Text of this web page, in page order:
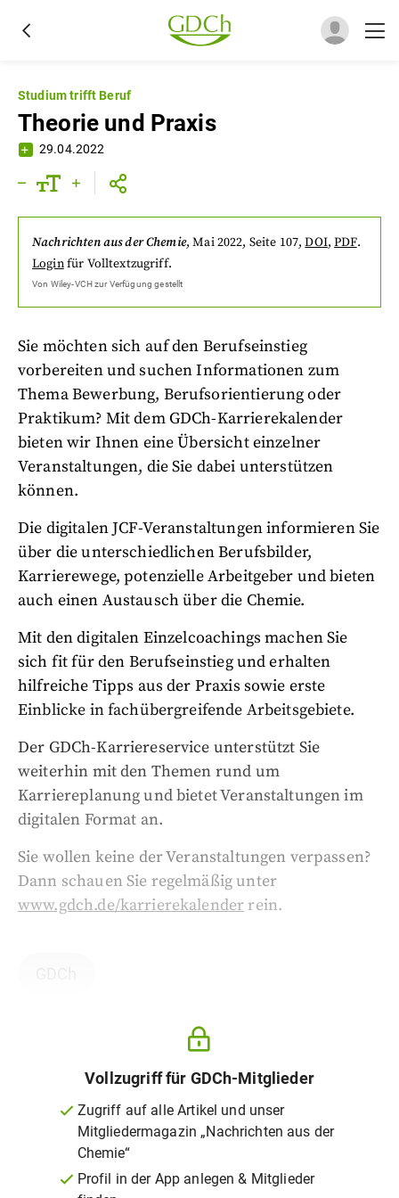
Studium trifft Beruf
Theorie und Praxis
29.04.2022
Nachrichten aus der Chemie,Mai 2022, Seite 107,DOI,PDF.
Loginfür Volltextzugriff.
Von Wiley-VCHzur Verfügung gestellt
Sie möchten sich auf den Berufseinstieg
vorbereiten und suchen Informationen zum
Thema Bewerbung, Berufsorientierung oder
Praktikum? Mit dem GDCh-Karrierekalender
bieten wir Ihnen eine Übersicht einzelner
Veranstaltungen, die Sie dabei unterstützen
können.
Die digitalen JCF-Veranstaltungen informieren Sie
über die unterschiedlichen Berufsbilder,
Karrierewege, potenzielle Arbeitgeber und bieten
auch einen Austausch über die Chemie.
Mit den digitalen Einzelcoachings machen Sie
sich fit für den Berufseinstieg und erhalten
hilfreiche Tipps aus der Praxis sowie erste
Einblicke in fachübergreifende Arbeitsgebiete.
Der GDCh-Karriereservice unterstützt Sie
weiterhin mit den Themen rund um
Karriereplanung und bietet Veranstaltungen im
digitalen Format an.
Sie wollen keine der Veranstaltungen verpassen?
Dann schauen Sie regelmäßig unter
www.gdch.de/karrierekalender rein.
Vollzugriff für GDCh-Mitglieder
Zugriff auf alle Artikel und unser
Mitgliedermagazin „Nachrichten aus der
Chemie“
Profil in der App anlegen & Mitglieder